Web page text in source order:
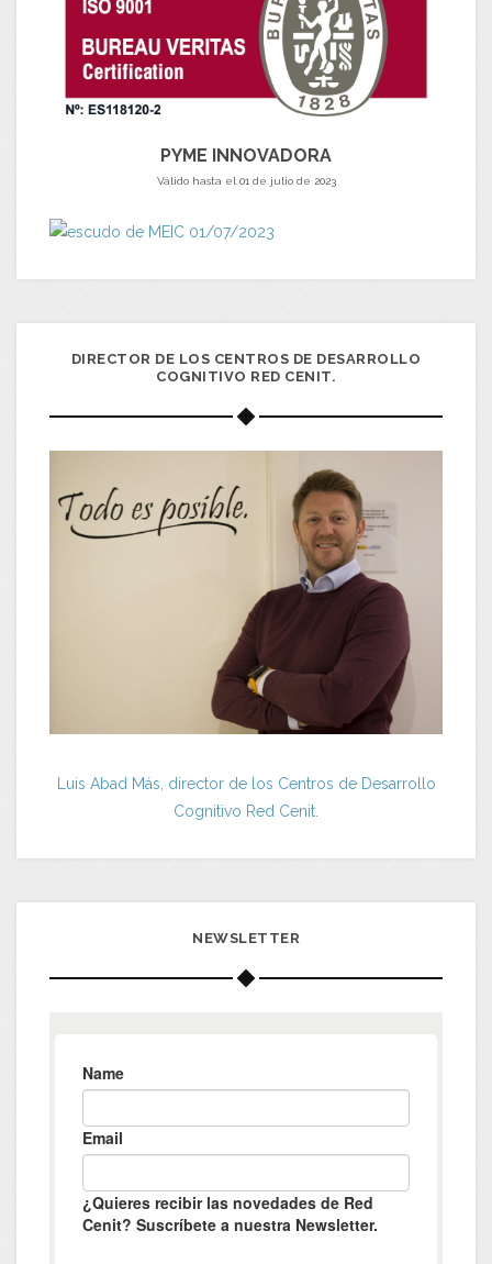
PYME INNOVADORA
Válido hasta el 01 de julio de 2023
DIRECTOR DE LOS CENTROS DE DESARROLLO
COGNITIVO RED CENIT.
Luis Abad Más, director de los Centros de Desarrollo
Cognitivo Red Cenit.
NEWSLETTER